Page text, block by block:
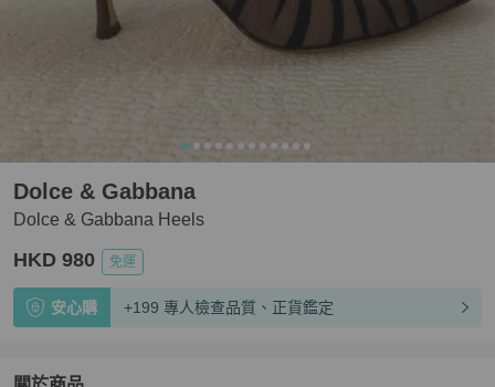
Dolce & Gabbana Heels
Dolce & Gabbana
HKD 980 免運
安心購 +199 專人檢查品質、正貨鑑定